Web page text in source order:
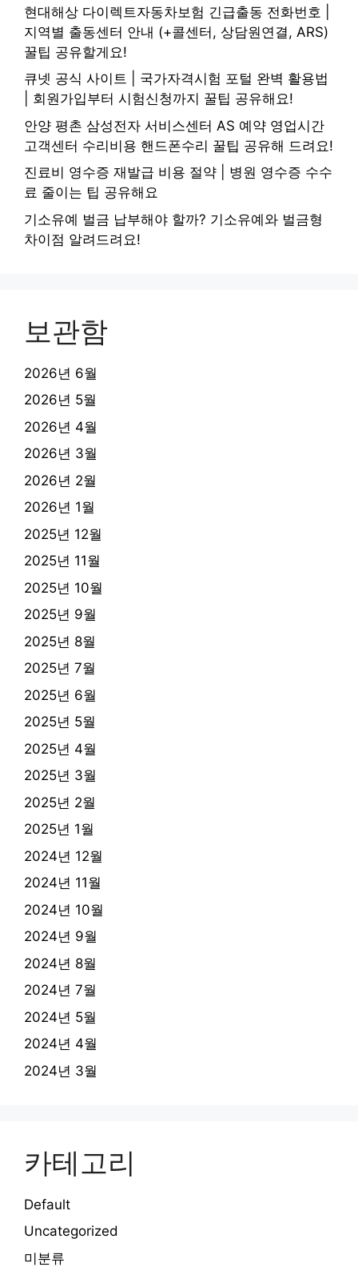
현대해상 다이렉트자동차보험 긴급출동 전화번호 |
지역별 출동센터 안내 (+콜센터, 상담원연결, ARS)
꿀팁 공유할게요!
큐넷 공식 사이트 | 국가자격시험 포털 완벽 활용법
| 회원가입부터 시험신청까지 꿀팁 공유해요!
안양 평촌 삼성전자 서비스센터 AS 예약 영업시간
고객센터 수리비용 핸드폰수리 꿀팁 공유해 드려요!
진료비 영수증 재발급 비용 절약 | 병원 영수증 수수
료 줄이는 팁 공유해요
기소유예 벌금 납부해야 할까? 기소유예와 벌금형
차이점 알려드려요!
보관함
2026년 6월
2026년 5월
2026년 4월
2026년 3월
2026년 2월
2026년 1월
2025년 12월
2025년 11월
2025년 10월
2025년 9월
2025년 8월
2025년 7월
2025년 6월
2025년 5월
2025년 4월
2025년 3월
2025년 2월
2025년 1월
2024년 12월
2024년 11월
2024년 10월
2024년 9월
2024년 8월
2024년 7월
2024년 5월
2024년 4월
2024년 3월
카테고리
Default
Uncategorized
미분류